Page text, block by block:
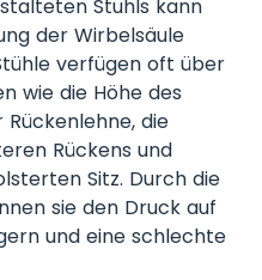
Stuhls kann
der Wirbelsäule
verfügen oft über
wie die Höhe des
Rückenlehne, die
Rückens und
Sitz. Durch die
sie den Druck auf
und eine schlechte